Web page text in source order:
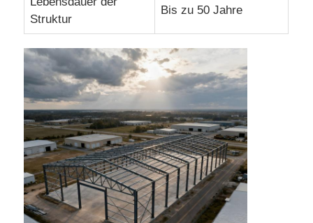
Struktur
Bis zu 50 Jahre